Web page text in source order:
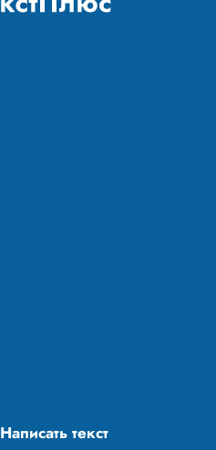
Написать текст